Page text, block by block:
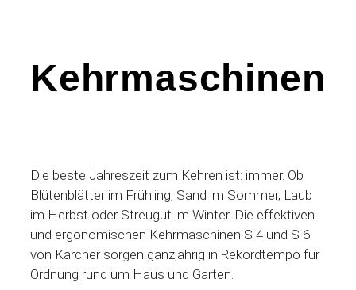
Kehrmaschinen
Die beste Jahreszeit zum Kehren ist: immer. Ob
Blütenblätter im Frühling, Sand im Sommer, Laub
im Herbst oder Streugut im Winter. Die effektiven
und ergonomischen Kehrmaschinen S 4 und S 6
von Kärcher sorgen ganzjährig in Rekordtempo für
Ordnung rund um Haus und Garten.